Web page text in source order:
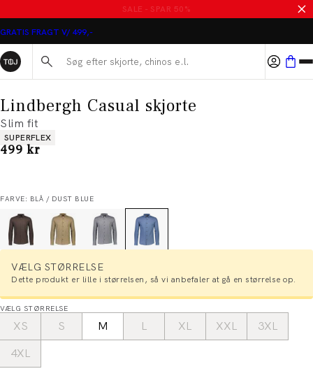
MASSER AF VARER PÅ UDSALG
GRATIS FRAGT V/ 499,-
Søg her...
Lindbergh Casual skjorte
Slim fit
Produkt egenskaber
SUPERFLEX
I alt (inkl. rabat)
499 kr
FARVE: BLÅ / DUST BLUE
VÆLG STØRRELSE
Dette produkt er lille i størrelsen, så vi anbefaler at gå en størrelse op.
VÆLG STØRRELSE
XS S M L XL XXL
3XL
4XL